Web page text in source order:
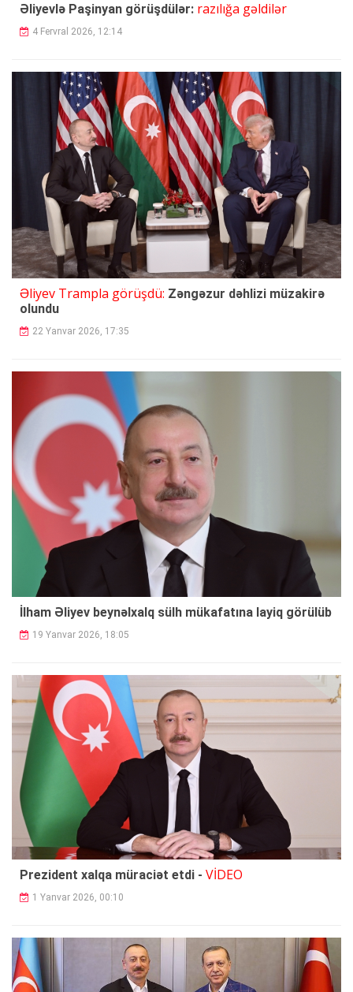
Əliyevlə Paşinyan görüşdülər: razılığa gəldilər
4 Fervral 2026, 12:14
Əliyev Trampla görüşdü: Zəngəzur dəhlizi müzakirə
olundu
22 Yanvar 2026, 17:35
İlham Əliyev beynəlxalq sülh mükafatına layiq görülüb
19 Yanvar 2026, 18:05
Prezident xalqa müraciət etdi - VİDEO
1 Yanvar 2026, 00:10